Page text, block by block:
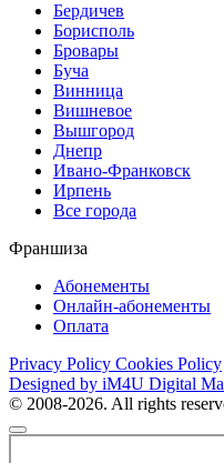
Бердичев
Борисполь
Бровары
Буча
Винница
Вишневое
Вышгород
Днепр
Ивано-Франковск
Ирпень
Все города
Франшиза
Абонементы
Онлайн-абонементы
Оплата
Privacy Policy Cookies Policy
Designed by iM4U Digital
© 2008-2026. All rights